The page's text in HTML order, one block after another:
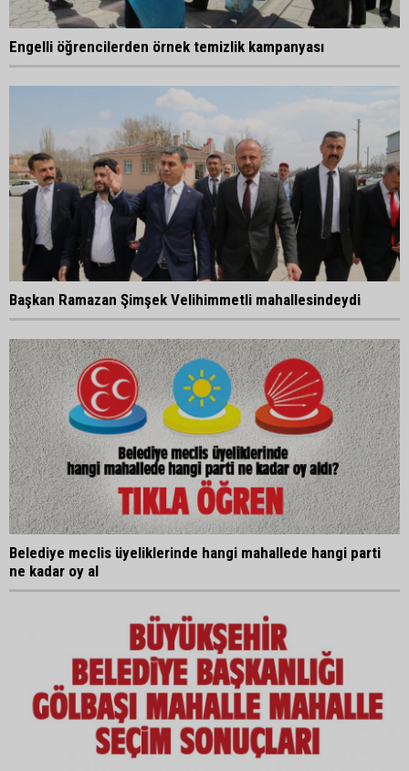
Engelli öğrencilerden örnek temizlik kampanyası
Başkan Ramazan Şimşek Velihimmetli mahallesindeydi
Belediye meclis üyeliklerinde hangi mahallede hangi parti
ne kadar oy al